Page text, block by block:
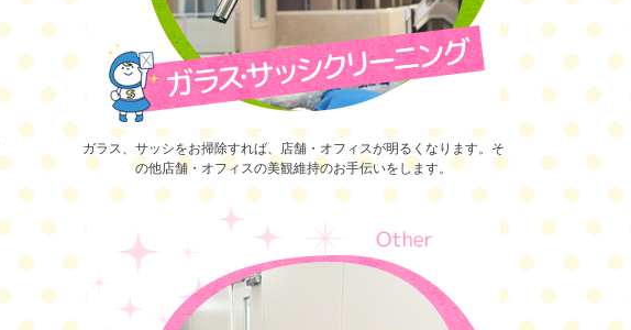
ガラス、サッシをお掃除すれば、店舗・オフィスが明るくなります。そ
の他店舗・オフィスの美観維持のお手伝いをします。